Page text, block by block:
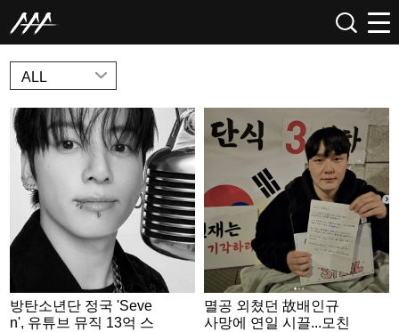
NEWS
ALL
방탄소년단 정국 'Seve
n', 유튜브 뮤직 13억 스
멸공 외쳤던 故배인규
사망에 연일 시끌...모친